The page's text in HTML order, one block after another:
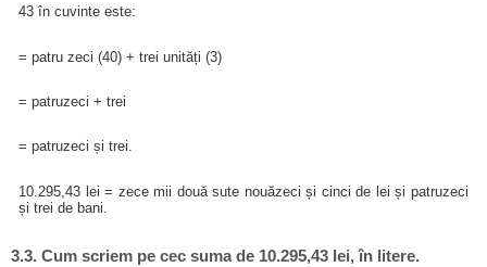
43 în cuvinte este:
= patru zeci (40) + trei unități (3)
= patruzeci + trei
= patruzeci și trei.
10.295,43 lei = zece mii două sute nouăzeci și cinci de lei și patruzeci
și trei de bani.
3.3. Cum scriem pe cec suma de 10.295,43 lei, în litere.